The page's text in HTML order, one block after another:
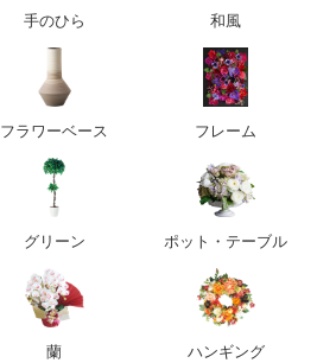
手のひら 和風
フラワーベース フレーム
グリーン ポット・テーブル
蘭 ハンギング